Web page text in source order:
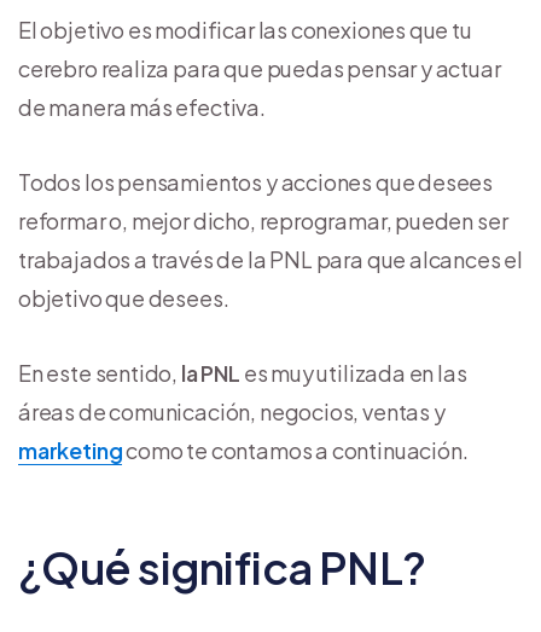
El objetivo es modificar las conexiones que tu
cerebro realiza para que puedas pensar y actuar
de manera más efectiva.
Todos los pensamientos y acciones que desees
reformar o, mejor dicho, reprogramar, pueden ser
trabajados a través de la PNL para que alcances el
objetivo que desees.
En este sentido, la PNL es muy utilizada en las
áreas de comunicación, negocios, ventas y
marketingcomo te contamos a continuación.
¿Qué significa PNL?